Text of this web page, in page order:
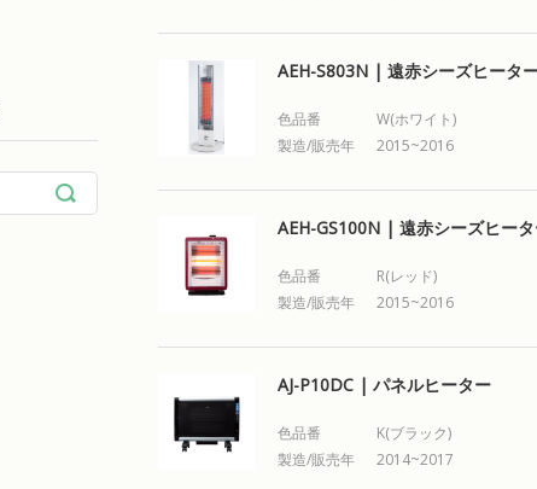
AEH-S803N | 遠赤シーズヒータ
色品番
W(ホワイト)
製造/販売年
2015~2016
AEH-GS100N | 遠赤シーズヒー
色品番
R(レッド)
製造/販売年
2015~2016
AJ-P10DC | パネルヒーター
色品番
K(ブラック)
製造/販売年
2014~2017